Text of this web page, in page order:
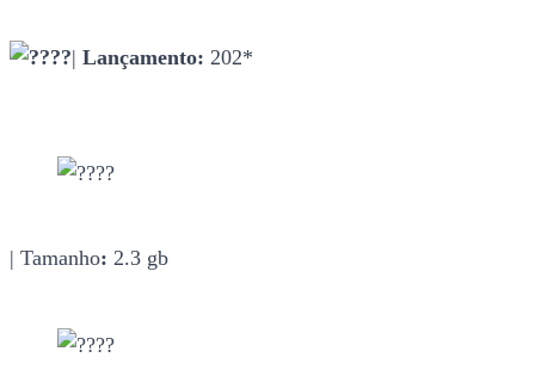
| Lançamento: 202*
| Tamanho: 2.3 gb